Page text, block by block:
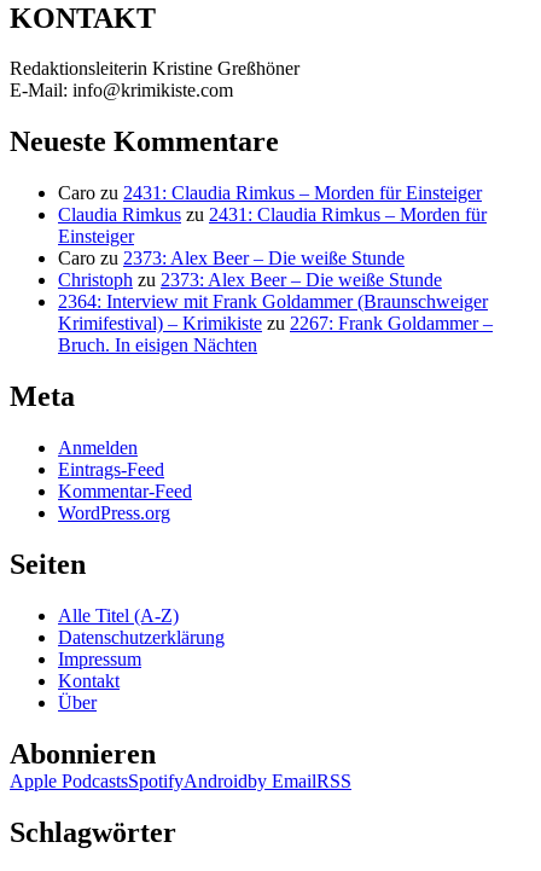
KONTAKT
Redaktionsleiterin Kristine Greßhöner
E-Mail: info@krimikiste.com
Neueste Kommentare
Caro zu 2431: Claudia Rimkus – Morden für Einsteiger
Claudia Rimkus zu 2431: Claudia Rimkus – Morden für
Einsteiger
Caro zu 2373: Alex Beer – Die weiße Stunde
Christoph zu 2373: Alex Beer – Die weiße Stunde
2364: Interview mit Frank Goldammer (Braunschweiger
Krimifestival) – Krimikiste zu 2267: Frank Goldammer –
Bruch. In eisigen Nächten
Meta
Anmelden
Eintrags-Feed
Kommentar-Feed
WordPress.org
Seiten
Alle Titel (A-Z)
Datenschutzerklärung
Impressum
Kontakt
Über
Abonnieren
Apple PodcastsSpotifyAndroidby EmailRSS
Schlagwörter